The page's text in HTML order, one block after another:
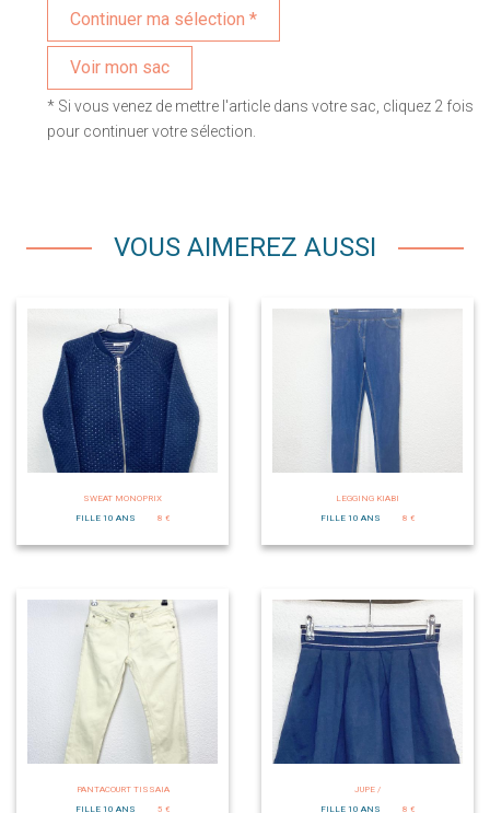
Voir mon sac
* Si vous venez de mettre l'article dans votre sac, cliquez 2 fois
pour continuer votre sélection.
VOUS AIMEREZ AUSSI
SWEAT MONOPRIX
FILLE 10 ANS
8 €
LEGGING KIABI
FILLE 10 ANS
8 €
PANTACOURT TISSAIA
FILLE 10 ANS
5 €
JUPE /
FILLE 10 ANS
8 €